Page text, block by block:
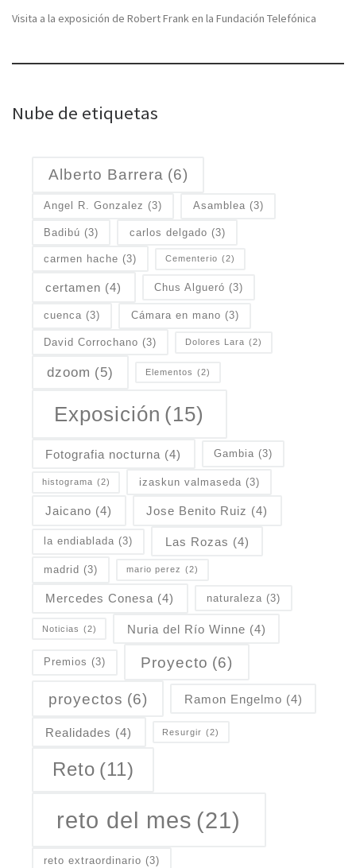
Visita a la exposición de Robert Frank en la Fundación Telefónica
Nube de etiquetas
Alberto Barrera (6)
Angel R. Gonzalez (3) Asamblea (3)
Badibú (3) carlos delgado (3)
carmen hache (3) Cementerio (2)
certamen (4) Chus Algueró (3)
cuenca (3) Cámara en mano (3)
David Corrochano (3) Dolores Lara (2)
dzoom (5) Elementos (2)
Exposición (15)
Fotografia nocturna (4) Gambia (3)
histograma (2) izaskun valmaseda (3)
Jaicano (4) Jose Benito Ruiz (4)
la endiablada (3) Las Rozas (4)
madrid (3) mario perez (2)
Mercedes Conesa (4) naturaleza (3)
Noticias (2) Nuria del Río Winne (4)
Premios (3) Proyecto (6)
proyectos (6) Ramon Engelmo (4)
Realidades (4) Resurgir (2)
Reto (11)
reto del mes (21)
reto extraordinario (3)